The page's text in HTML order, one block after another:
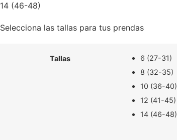
14 (46-48)
Selecciona las tallas para tus prendas
Tallas
6 (27-31)
8 (32-35)
10 (36-40)
12 (41-45)
14 (46-48)